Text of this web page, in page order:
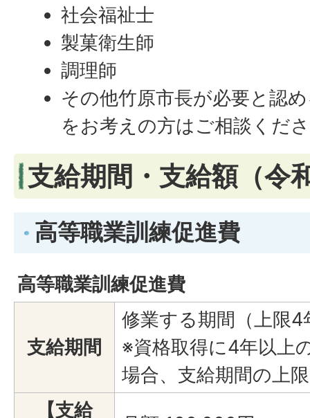
社会福祉士
製菓衛生師
調理師
その他竹原市長が必要と認
をお考えの方はご相談くだ
支給期間・支給額（令
高等職業訓練促進費
高等職業訓練促進費
支給期間
修業する期間（上限4
※資格取得に4年以上
場合、支給期間の上
【支給